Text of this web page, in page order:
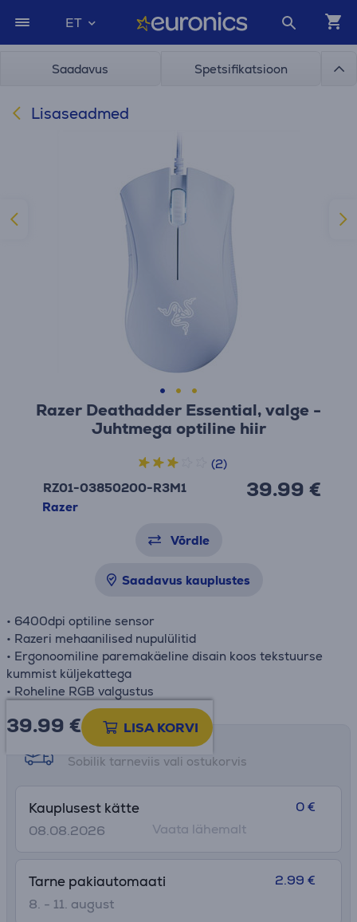
ET
Saadavus Spetsifikatsioon
Lisaseadmed
Razer Deathadder Essential, valge -
Juhtmega optiline hiir
RZ01-03850200-R3M1
Razer
39.99 €
(2)
Võrdle
Saadavus kauplustes
• 6400dpi optiline sensor
• Razeri mehaanilised nupulülitid
• Ergonoomiline paremakäeline disain koos tekstuurse
kummist küljekattega
• Roheline RGB valgustus
39.99 € LISA KORVI
Tarne võimalused
Sobilik tarneviis vali ostukorvis
Kauplusest kätte
08.08.2026
0 €
Vaata lähemalt
Tarne pakiautomaati
8. - 11. august
2.99 €